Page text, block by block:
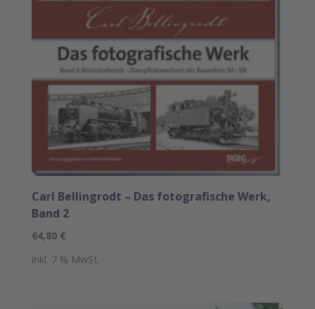
Carl Bellingrodt – Das fotografische Werk,
Band 2
64,80 €
inkl. 7 % MwSt.